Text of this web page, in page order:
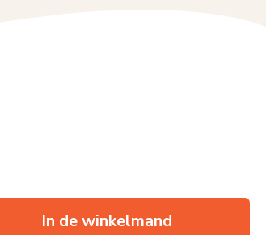
Voer de gewenste
In de winkelmand